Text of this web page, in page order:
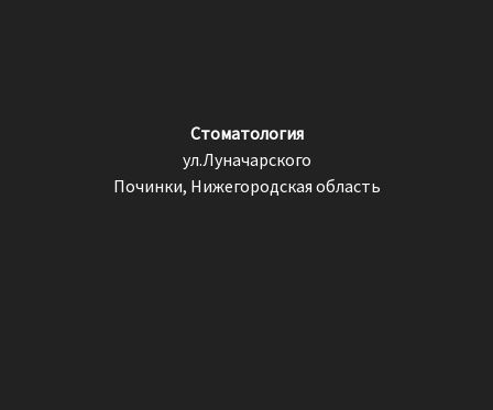
Стоматология
ул.Луначарского
Починки, Нижегородская область